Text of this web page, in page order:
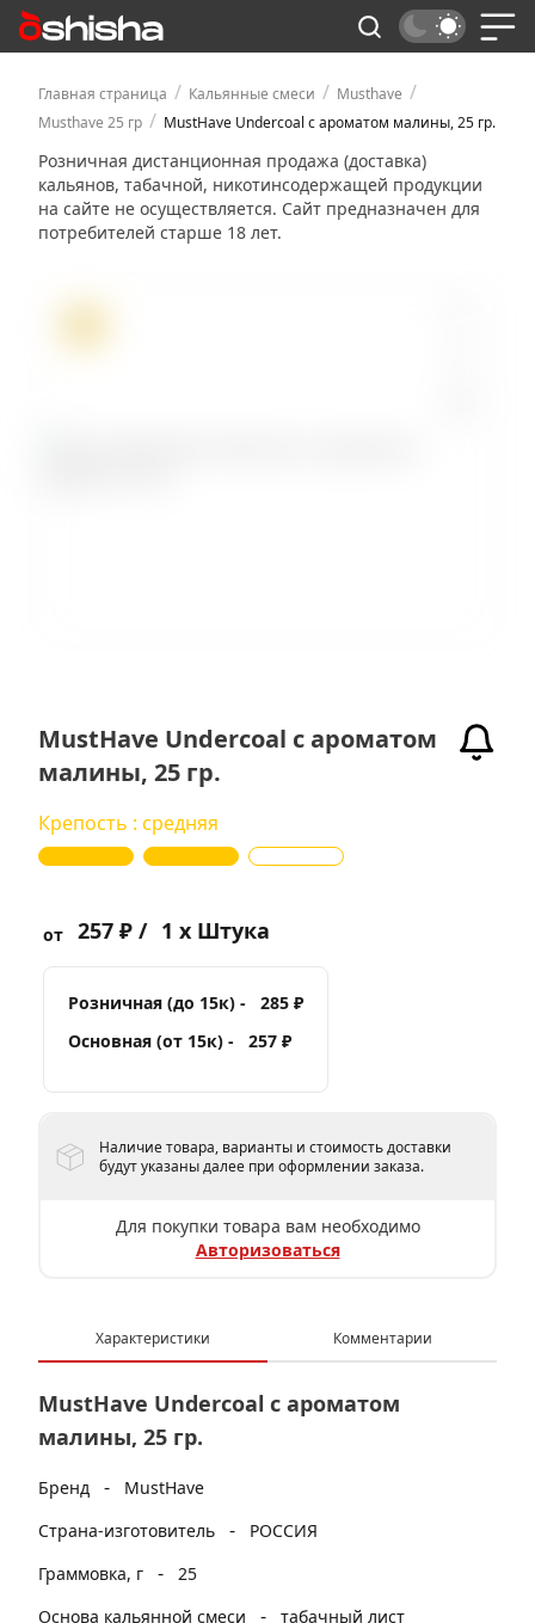
Главная страница / Кальянные смеси / Musthave /
Musthave 25 гр / MustHave Undercoal с ароматом малины, 25 гр.
Розничная дистанционная продажа (доставка)
кальянов, табачной, никотинсодержащей продукции
на сайте не осуществляется. Сайт предназначен для
потребителей старше 18 лет.
MustHave Undercoal с ароматом
малины, 25 гр.
Крепость : средняя
от 257 ₽ / 1 x Штука
Розничная (до 15к) -
285 ₽
Основная (от 15к) -
257 ₽
Наличие товара, варианты и стоимость доставки
будут указаны далее при оформлении заказа.
Для покупки товара вам необходимо
Авторизоваться
Характеристики Комментарии
MustHave Undercoal с ароматом
малины, 25 гр.
Бренд -
MustHave
Страна-изготовитель
-
РОССИЯ
Граммовка, г
- 25
Основа кальянной смеси
- табачный лист